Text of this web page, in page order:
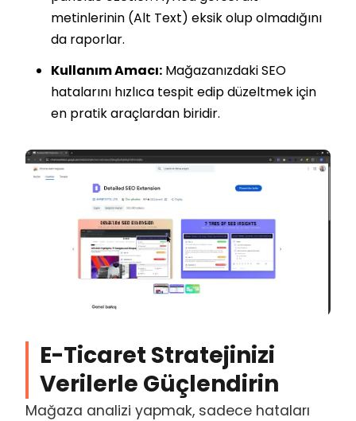
metinlerinin (Alt Text) eksik olup olmadığını
da raporlar.
Kullanım Amacı: Mağazanızdaki SEO
hatalarını hızlıca tespit edip düzeltmek için
en pratik araçlardan biridir.
E-Ticaret Stratejinizi
Verilerle Güçlendirin
Mağaza analizi yapmak, sadece hataları